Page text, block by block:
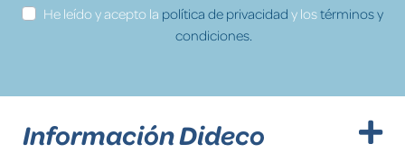
He leído y acepto la política de privacidad y lostérminos y
condiciones.
Información Dideco